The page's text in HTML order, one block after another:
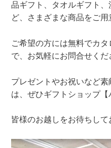
品ギフト、タオルギフト
ど、さまざまな商品をご用
ご希望の方には無料でカ
で、お気軽にお問合せくだ
プレゼントやお祝いなど
は、ぜひギフトショップ【
皆様のお越しをお待ちして